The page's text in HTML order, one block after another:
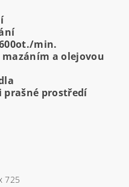
min.
a olejovou
prostředí
725